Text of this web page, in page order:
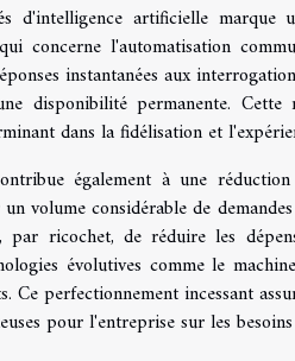
d'intelligence artificielle
concerne l'automatisation
instantanées aux
disponibilité permanente.
dans la fidélisation et
également à une
volume considérable de
ricochet, de réduire les
évolutives comme le
Ce perfectionnement incessant
pour l'entreprise sur les